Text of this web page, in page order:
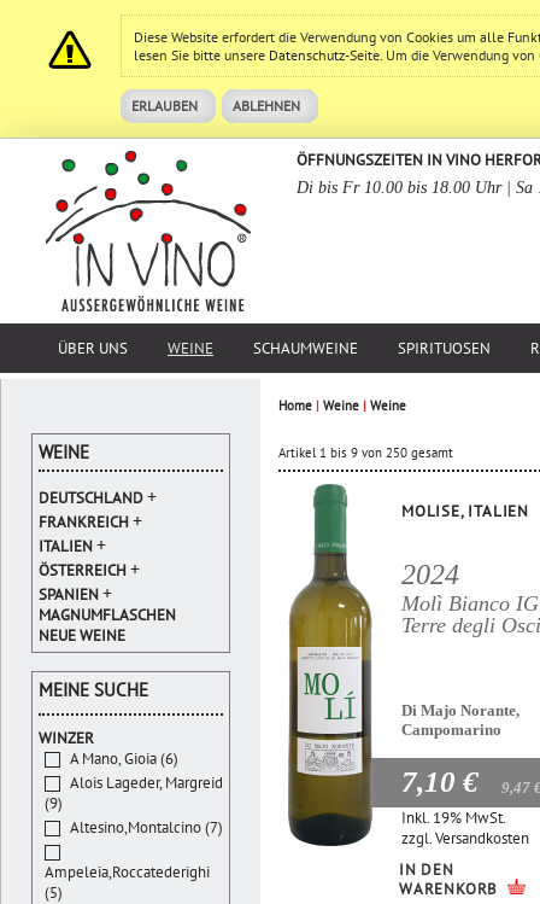
Diese Website erfordert die Verwendung von Cookies um alle
lesen Sie bitte unsere Datenschutz-Seite. Um die Verwendung
ERLAUBEN ABLEHNEN
ÖFFNUNGSZEITEN IN VINO
Di bis Fr 10.00 bis 18.00 Uhr | Sa
ÜBER UNS WEINE SCHAUMWEINE SPIRITUOSEN
Home | Weine | Weine
Artikel 1 bis 9 von 250 gesamt
MOLISE, ITALIEN
2024
Molì Bianco
Terre degli Osci
Di Majo Norante,
Campomarino
7,10 € 9,47
Inkl. 19% MwSt.
zzgl.Versandkosten
IN DEN
WARENKORB
WEINE
DEUTSCHLAND+
FRANKREICH+
ITALIEN+
ÖSTERREICH+
SPANIEN+
MAGNUMFLASCHEN
NEUE WEINE
MEINE SUCHE
WINZER
A Mano, Gioia (6)
Alois Lageder, Margreid
(9)
Altesino,Montalcino (7)
Ampeleia,Roccatederighi
(5)